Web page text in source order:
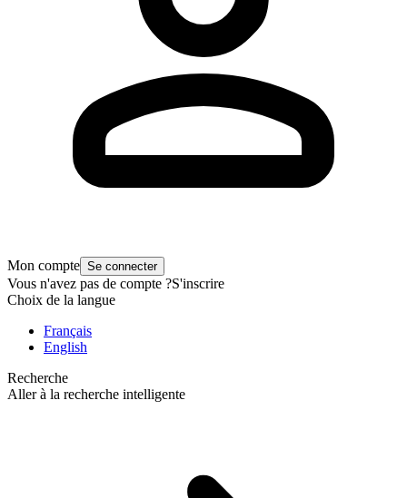
Mon compte Se connecter
Vous n'avez pas de compte ?S'inscrire
Choix de la langue
Français
English
Recherche
Aller à la recherche intelligente